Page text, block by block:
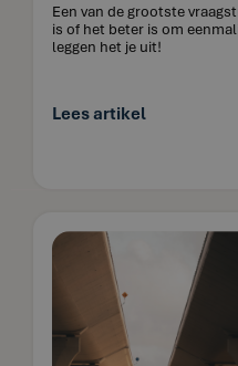
Een van de grootste
is of het beter is om
leggen het je uit!
Lees artikel